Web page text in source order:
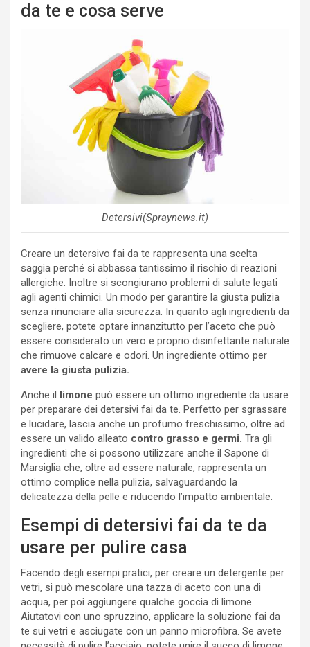
da te e cosa serve
Detersivi(Spraynews.it)
Creare un detersivo fai da te rappresenta una scelta
saggia perché si abbassa tantissimo il rischio di reazioni
allergiche. Inoltre si scongiurano problemi di salute legati
agli agenti chimici. Un modo per garantire la giusta pulizia
senza rinunciare alla sicurezza. In quanto agli ingredienti da
scegliere, potete optare innanzitutto per l’aceto che può
essere considerato un vero e proprio disinfettante naturale
che rimuove calcare e odori. Un ingrediente ottimo per
avere la giusta pulizia.
Anche il limone può essere un ottimo ingrediente da usare
per preparare dei detersivi fai da te. Perfetto per sgrassare
e lucidare, lascia anche un profumo freschissimo, oltre ad
essere un valido alleato contro grasso e germi. Tra gli
ingredienti che si possono utilizzare anche il Sapone di
Marsiglia che, oltre ad essere naturale, rappresenta un
ottimo complice nella pulizia, salvaguardando la
delicatezza della pelle e riducendo l’impatto ambientale.
Esempi di detersivi fai da te da
usare per pulire casa
Facendo degli esempi pratici, per creare un detergente per
vetri, si può mescolare una tazza di aceto con una di
acqua, per poi aggiungere qualche goccia di limone.
Aiutatovi con uno spruzzino, applicare la soluzione fai da
te sui vetri e asciugate con un panno microfibra. Se avete